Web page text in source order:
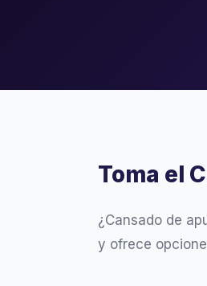
Toma el
¿Cansado de
y ofrece